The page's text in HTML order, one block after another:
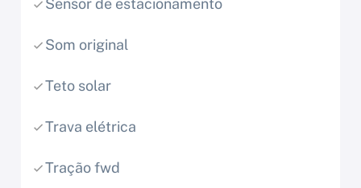
Sensor de estacionamento
Som original
Teto solar
Trava elétrica
Tração fwd